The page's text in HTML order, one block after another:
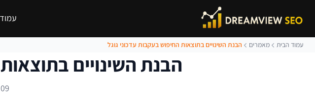
עמוד הבית מאמרים הבנת השינויים בתוצאות החיפוש בעקבות עדכוני גוגל
הבנת השינויים
09 ינואר 2024